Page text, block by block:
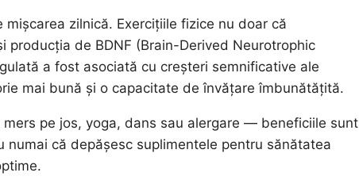
zilnică. Exercițiile fizice nu doar că
de BDNF (Brain-Derived Neurotrophic
a fost asociată cu creșteri semnificative ale
mai bună și o capacitate de învățare îmbunătățită.
pe jos, yoga, dans sau alergare — beneficiile sunt
că depășesc suplimentele pentru sănătatea